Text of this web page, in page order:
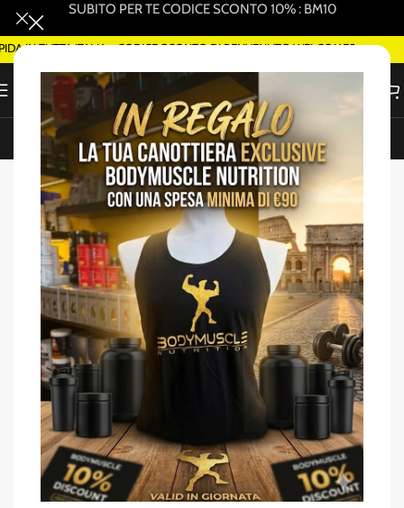
SUBITO PER TE CODICE SCONTO 10% : BM10
TUTTA ITALIA - CODICE SCONTO DI BENVENUTO WELCOME5
ORDINA SMART DELIVERY SU WHATSAPP (ROMA)
Home/ Amminoacidi EAA/BCAA
-60%